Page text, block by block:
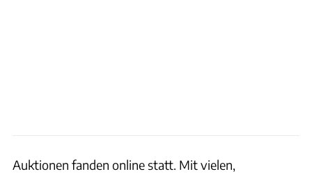
Auktionen fanden online statt. Mit vielen,